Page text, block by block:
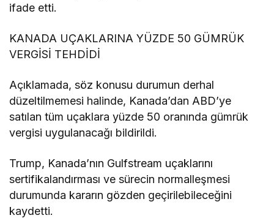
ifade etti.
KANADA UÇAKLARINA YÜZDE 50 GÜMRÜK
VERGİSİ TEHDİDİ
Açıklamada, söz konusu durumun derhal
düzeltilmemesi halinde, Kanada’dan ABD’ye
satılan tüm uçaklara yüzde 50 oranında gümrük
vergisi uygulanacağı bildirildi.
Trump, Kanada’nın Gulfstream uçaklarını
sertifikalandırması ve sürecin normalleşmesi
durumunda kararın gözden geçirilebileceğini
kaydetti.